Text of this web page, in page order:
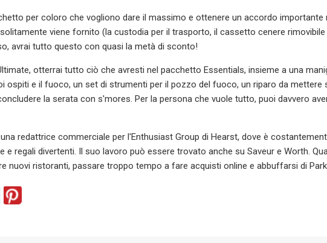
per coloro che vogliono dare il massimo e ottenere un accordo
viene fornito (la custodia per il trasporto, il cassetto cenere
avrai tutto questo con quasi la metà di sconto!
otterrai tutto ciò che avresti nel pacchetto Essentials, insieme a una
ospiti e il fuoco, un set di strumenti per il pozzo del fuoco, un riparo da mettere
la serata con s'mores. Per la persona che vuole tutto, puoi davvero
redattrice commerciale per l'Enthusiast Group di Hearst, dove è
e regali divertenti. Il suo lavoro può essere trovato anche su Saveur e Worth.
nuovi ristoranti, passare troppo tempo a fare acquisti online e abbuffarsi di